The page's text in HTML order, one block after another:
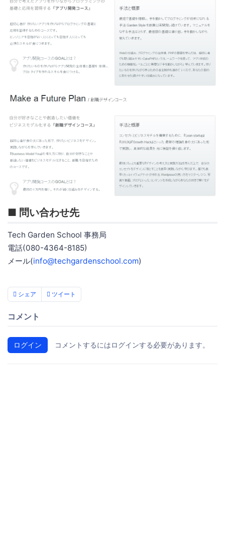
■ 問い合わせ先
Tech Garden School 事務局
電話(080-4364-8185)
メール(info@techgardenschool.com)
シェア ツイート
コメント
ログイン コメントするにはログインする必要があります。